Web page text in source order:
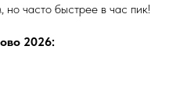
но часто быстрее в час пик!
2026: